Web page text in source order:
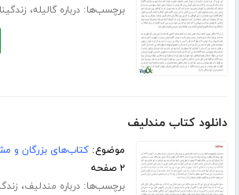
برچسب‌ها:درباره گالیله،
دانلود کتاب مندلیف
موضوع:کتاب‌های بزرگان و
۲ صفحه
برچسب‌ها:درباره مندلیف،